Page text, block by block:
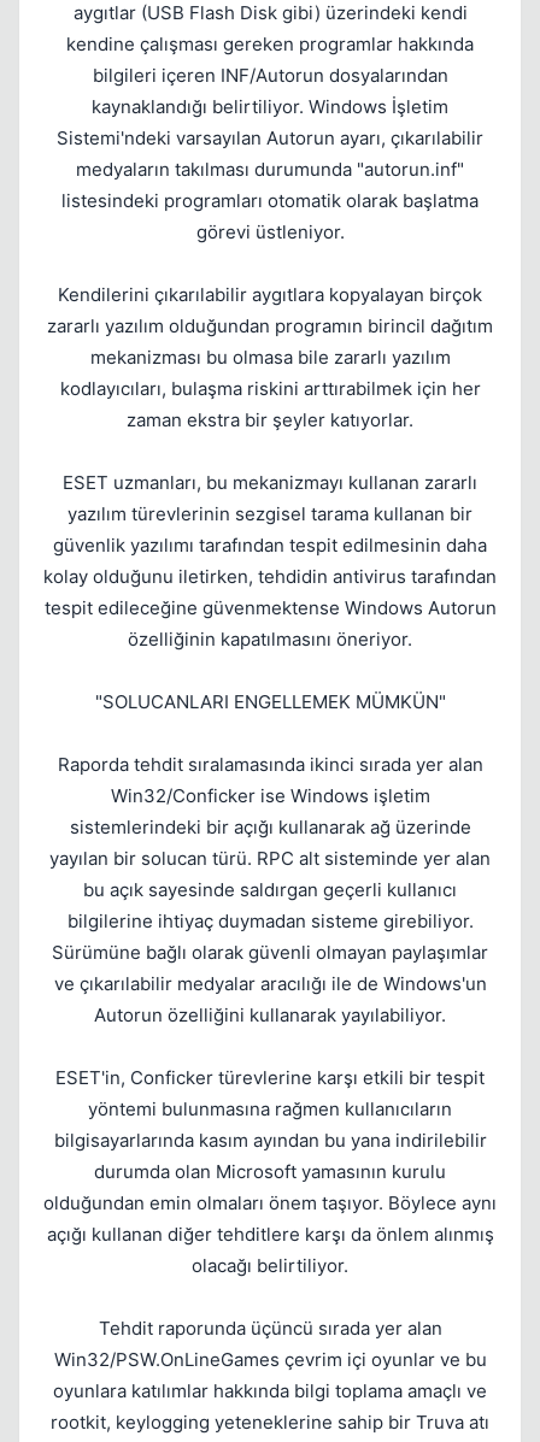
aygıtlar (USB Flash Disk gibi) üzerindeki kendi
kendine çalışması gereken programlar hakkında
bilgileri içeren INF/Autorun dosyalarından
kaynaklandığı belirtiliyor. Windows İşletim
Sistemi'ndeki varsayılan Autorun ayarı, çıkarılabilir
medyaların takılması durumunda "autorun.inf"
listesindeki programları otomatik olarak başlatma
görevi üstleniyor.
Kendilerini çıkarılabilir aygıtlara kopyalayan birçok
zararlı yazılım olduğundan programın birincil dağıtım
mekanizması bu olmasa bile zararlı yazılım
kodlayıcıları, bulaşma riskini arttırabilmek için her
zaman ekstra bir şeyler katıyorlar.
ESET uzmanları, bu mekanizmayı kullanan zararlı
yazılım türevlerinin sezgisel tarama kullanan bir
güvenlik yazılımı tarafından tespit edilmesinin daha
kolay olduğunu iletirken, tehdidin antivirus tarafından
tespit edileceğine güvenmektense Windows Autorun
özelliğinin kapatılmasını öneriyor.
"SOLUCANLARI ENGELLEMEK MÜMKÜN"
Raporda tehdit sıralamasında ikinci sırada yer alan
Win32/Conficker ise Windows işletim
sistemlerindeki bir açığı kullanarak ağ üzerinde
yayılan bir solucan türü. RPC alt sisteminde yer alan
bu açık sayesinde saldırgan geçerli kullanıcı
bilgilerine ihtiyaç duymadan sisteme girebiliyor.
Sürümüne bağlı olarak güvenli olmayan paylaşımlar
ve çıkarılabilir medyalar aracılığı ile de Windows'un
Autorun özelliğini kullanarak yayılabiliyor.
ESET'in, Conficker türevlerine karşı etkili bir tespit
yöntemi bulunmasına rağmen kullanıcıların
bilgisayarlarında kasım ayından bu yana indirilebilir
durumda olan Microsoft yamasının kurulu
olduğundan emin olmaları önem taşıyor. Böylece aynı
açığı kullanan diğer tehditlere karşı da önlem alınmış
olacağı belirtiliyor.
Tehdit raporunda üçüncü sırada yer alan
Win32/PSW.OnLineGames çevrim içi oyunlar ve bu
oyunlara katılımlar hakkında bilgi toplama amaçlı ve
rootkit, keylogging yeteneklerine sahip bir Truva atı